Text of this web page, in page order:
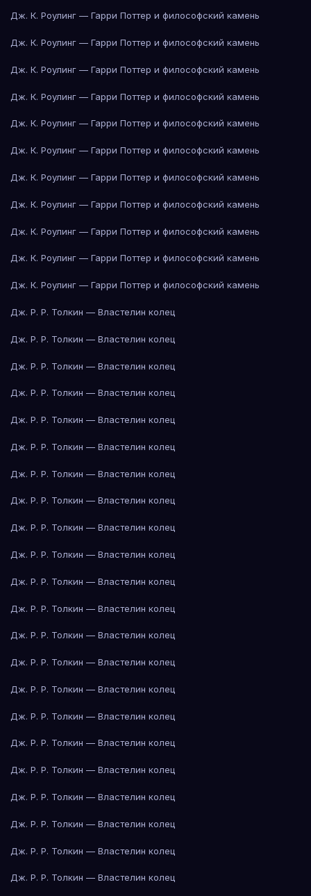
Дж. К. Роулинг — Гарри Поттер и философский камень
Дж. К. Роулинг — Гарри Поттер и философский камень
Дж. К. Роулинг — Гарри Поттер и философский камень
Дж. К. Роулинг — Гарри Поттер и философский камень
Дж. К. Роулинг — Гарри Поттер и философский камень
Дж. К. Роулинг — Гарри Поттер и философский камень
Дж. К. Роулинг — Гарри Поттер и философский камень
Дж. К. Роулинг — Гарри Поттер и философский камень
Дж. К. Роулинг — Гарри Поттер и философский камень
Дж. К. Роулинг — Гарри Поттер и философский камень
Дж. К. Роулинг — Гарри Поттер и философский камень
Дж. Р. Р. Толкин — Властелин колец
Дж. Р. Р. Толкин — Властелин колец
Дж. Р. Р. Толкин — Властелин колец
Дж. Р. Р. Толкин — Властелин колец
Дж. Р. Р. Толкин — Властелин колец
Дж. Р. Р. Толкин — Властелин колец
Дж. Р. Р. Толкин — Властелин колец
Дж. Р. Р. Толкин — Властелин колец
Дж. Р. Р. Толкин — Властелин колец
Дж. Р. Р. Толкин — Властелин колец
Дж. Р. Р. Толкин — Властелин колец
Дж. Р. Р. Толкин — Властелин колец
Дж. Р. Р. Толкин — Властелин колец
Дж. Р. Р. Толкин — Властелин колец
Дж. Р. Р. Толкин — Властелин колец
Дж. Р. Р. Толкин — Властелин колец
Дж. Р. Р. Толкин — Властелин колец
Дж. Р. Р. Толкин — Властелин колец
Дж. Р. Р. Толкин — Властелин колец
Дж. Р. Р. Толкин — Властелин колец
Дж. Р. Р. Толкин — Властелин колец
Дж. Р. Р. Толкин — Властелин колец